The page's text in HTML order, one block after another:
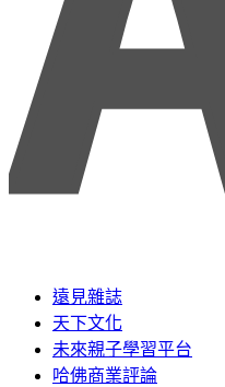
遠見雜誌
天下文化
未來親子學習平台
哈佛商業評論